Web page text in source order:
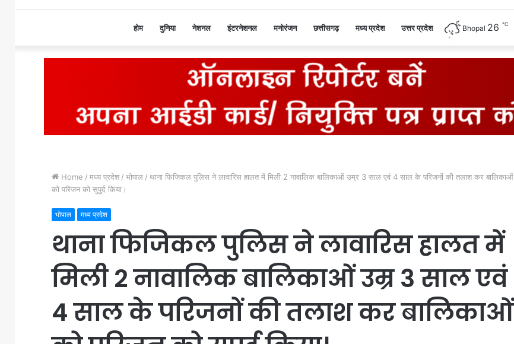
होम दुनिया नेशनल इंटरनेशनल मनोरंजन छत्तीसगढ़ मध्य प्रदेश उत्तर प्रदेश Bhopal 26 ℃
Home / मध्य प्रदेश / भोपाल / थाना फिजिकल पुलिस ने लावारिस हालत में मिली 2 नावालिक बालिकाओं उम्र 3 साल एवं 4 साल के परिजनों की तलाश कर बालिकाओं
को परिजन को सुपुर्द किया।
भोपाल मध्य प्रदेश
थाना फिजिकल पुलिस ने लावारिस हालत में
मिली 2 नावालिक बालिकाओं उम्र 3 साल एवं
4 साल के परिजनों की तलाश कर बालिकाओं